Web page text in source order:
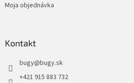
Moja objednávka
Kontakt
bugy@bugy.sk
+421 915 883 732